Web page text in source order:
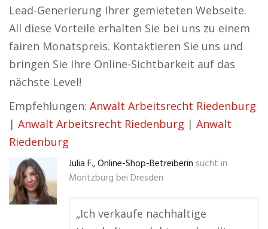
Lead-Generierung Ihrer gemieteten Webseite.
All diese Vorteile erhalten Sie bei uns zu einem
fairen Monatspreis. Kontaktieren Sie uns und
bringen Sie Ihre Online-Sichtbarkeit auf das
nächste Level!
Empfehlungen: Anwalt Arbeitsrecht Riedenburg
| Anwalt Arbeitsrecht Riedenburg | Anwalt
Riedenburg
Julia F., Online-Shop-Betreiberin sucht in
Moritzburg bei Dresden
„Ich verkaufe nachhaltige